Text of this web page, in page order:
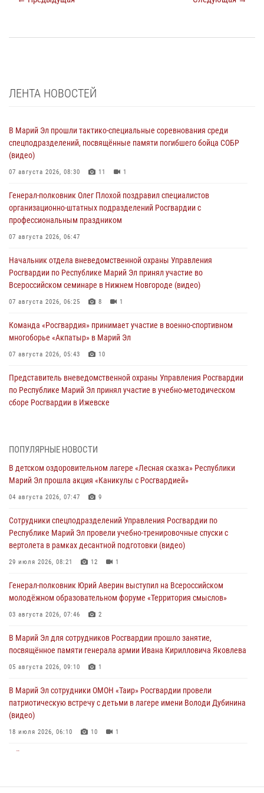
ЛЕНТА НОВОСТЕЙ
В Марий Эл прошли тактико-специальные соревнования среди
спецподразделений, посвящённые памяти погибшего бойца СОБР
(видео)
07 августа 2026, 08:30 11 1
Генерал-полковник Олег Плохой поздравил специалистов
организационно-штатных подразделений Росгвардии с
профессиональным праздником
07 августа 2026, 06:47
Начальник отдела вневедомственной охраны Управления
Росгвардии по Республике Марий Эл принял участие во
Всероссийском семинаре в Нижнем Новгороде (видео)
07 августа 2026, 06:25 8 1
Команда «Росгвардия» принимает участие в военно-спортивном
многоборье «Акпатыр» в Марий Эл
07 августа 2026, 05:43 10
Представитель вневедомственной охраны Управления Росгвардии
по Республике Марий Эл принял участие в учебно-методическом
сборе Росгвардии в Ижевске
провели более 90 проверок мест хранения гражданского оружия
06 августа 2026, 08:00
В Марий Эл сотрудники вневедомственной охраны Росгвардии за
05 августа 2026, 09:44
В Марий Эл для сотрудников Росгвардии прошло занятие,
посвящённое памяти генерала армии Ивана Кирилловича Яковлева
В детском оздоровительном лагере «Лесная сказка» Республики
Марий Эл прошла акция «Каникулы с Росгвардией»
Сотрудники Центра лицензионно-разрешительной работы
Управления Росгвардии по Республике Марий Эл приняли участие в
04 августа 2026, 06:46
ПОПУЛЯРНЫЕ НОВОСТИ
В детском оздоровительном лагере «Лесная сказка» Республики
Марий Эл прошла акция «Каникулы с Росгвардией»
04 августа 2026, 07:47 9
Сотрудники спецподразделений Управления Росгвардии по
Республике Марий Эл провели учебно-тренировочные спуски с
вертолета в рамках десантной подготовки (видео)
29 июля 2026, 08:21 12 1
Генерал-полковник Юрий Аверин выступил на Всероссийском
молодёжном образовательном форуме «Территория смыслов»
03 августа 2026, 07:46 2
В Марий Эл для сотрудников Росгвардии прошло занятие,
посвящённое памяти генерала армии Ивана Кирилловича Яковлева
05 августа 2026, 09:10 1
В Марий Эл сотрудники ОМОН «Таир» Росгвардии провели
патриотическую встречу с детьми в лагере имени Володи Дубинина
(видео)
18 июля 2026, 06:10 10 1